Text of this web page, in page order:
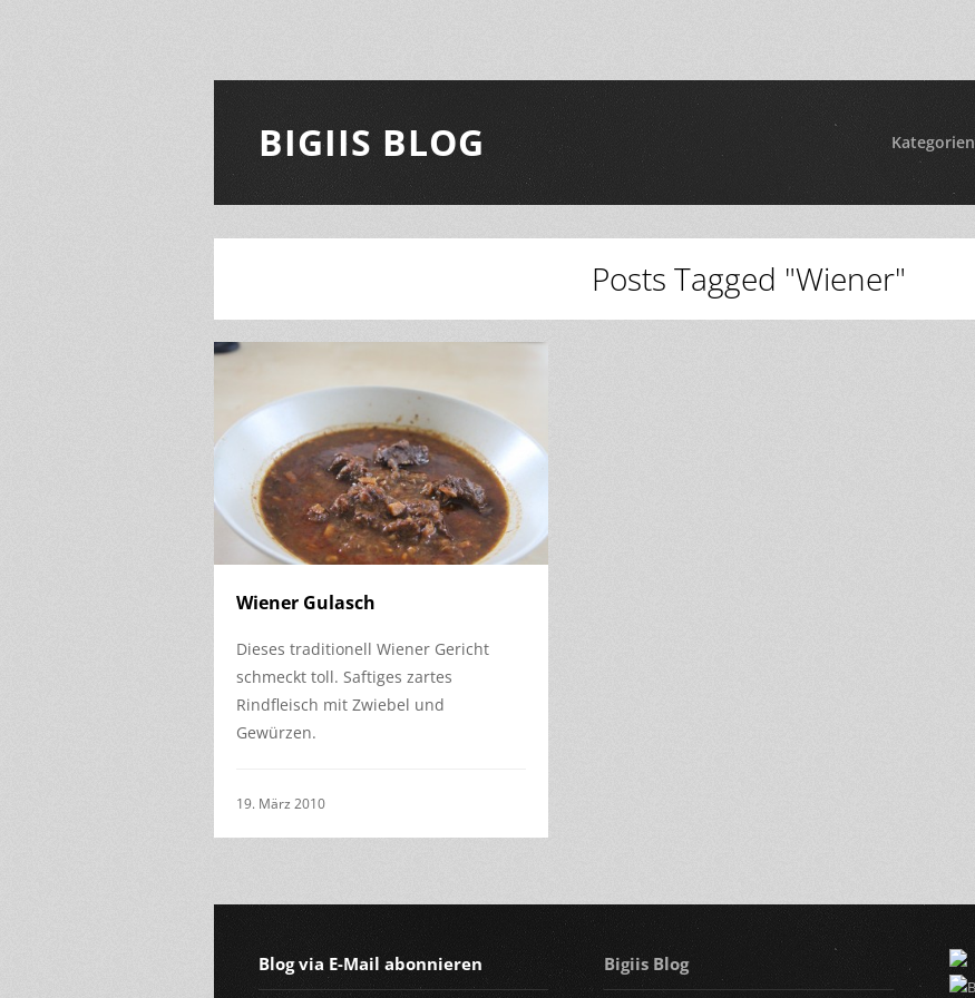
BIGIIS BLOG Kategorien
Posts Tagged "Wiener"
Wiener Gulasch
Dieses traditionell Wiener Gericht
schmeckt toll. Saftiges zartes
Rindfleisch mit Zwiebel und
Gewürzen.
19. März 2010
Blog via E-Mail abonnieren Bigiis Blog